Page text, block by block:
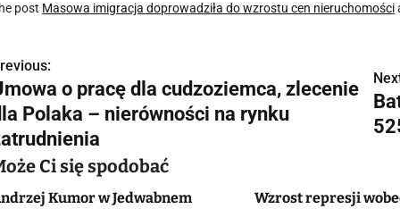
post Masowa imigracja doprowadziła do wzrostu cen nieruchomości
o pracę dla cudzoziemca, zlecenie
Polaka – nierówności na rynku
Ci się spodobać
Kumor w Jedwabnem Wzrost represji